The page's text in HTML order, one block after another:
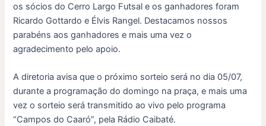
os sócios do Cerro Largo Futsal e os ganhadores foram
Ricardo Gottardo e Élvis Rangel. Destacamos nossos
parabéns aos ganhadores e mais uma vez o
agradecimento pelo apoio.
A diretoria avisa que o próximo sorteio será no dia 05/07,
durante a programação do domingo na praça, e mais uma
vez o sorteio será transmitido ao vivo pelo programa
“Campos do Caaró”, pela Rádio Caibaté.